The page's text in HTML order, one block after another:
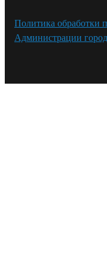
Политика обработки
Администрации